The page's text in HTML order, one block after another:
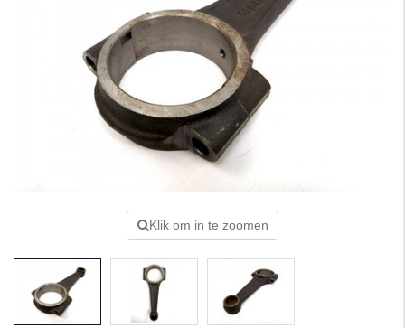
Klik om in te zoomen